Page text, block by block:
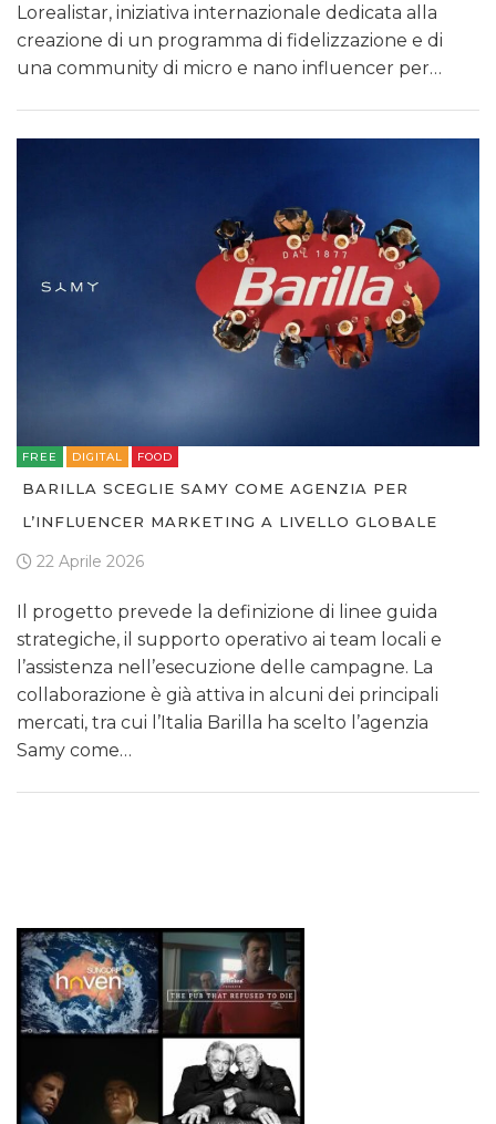
CASE HISTORY
OPINIONI
Lorealistar, iniziativa internazionale dedicata alla
creazione di un programma di fidelizzazione e di
una community di micro e nano influencer per…
FREE DIGITAL FOOD
BARILLA SCEGLIE SAMY COME AGENZIA PER
L’INFLUENCER MARKETING A LIVELLO GLOBALE
22 Aprile 2026
Il progetto prevede la definizione di linee guida
strategiche, il supporto operativo ai team locali e
l’assistenza nell’esecuzione delle campagne. La
collaborazione è già attiva in alcuni dei principali
mercati, tra cui l’Italia Barilla ha scelto l’agenzia
Samy come…